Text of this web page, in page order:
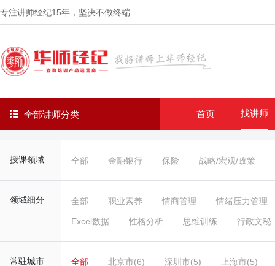
专注讲师经纪15年 ，坚决不做终端
全部讲师分类 首页 找讲师
授课领域 全部 金融银行 保险 战略/宏观/政策
领域细分 全部 职业素养 情商管理 情绪压力管理
Excel数据 性格分析 思维训练 行政文秘
常驻城市 全部 北京市(6) 深圳市(5) 上海市(5)